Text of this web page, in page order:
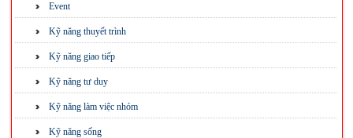
Event
Kỹ năng thuyết trình
Kỹ năng giao tiếp
Kỹ năng tư duy
Kỹ năng làm việc nhóm
Kỹ năng sống